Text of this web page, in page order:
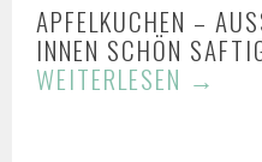
APFELKUCHEN –
NNEN SCHÖN SAFTIG
WEITERLESEN →